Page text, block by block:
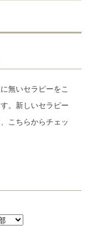
無いセラピーをこ
。新しいセラピー
こちらからチェッ